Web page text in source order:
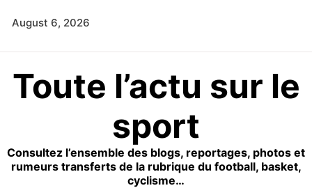
August 6, 2026
Toute l’actu sur le
sport
Consultez l’ensemble des blogs, reportages, photos et
rumeurs transferts de la rubrique du football, basket,
cyclisme…